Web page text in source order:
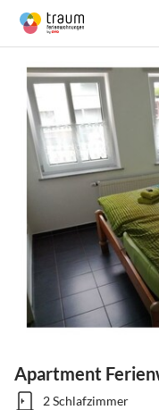
Apartment
2 Schlafzimmer